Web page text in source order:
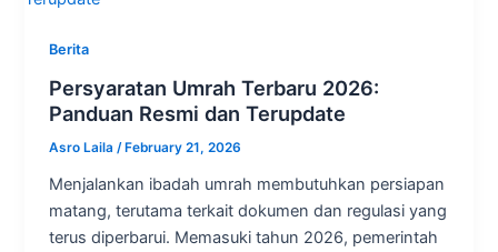
Berita
Persyaratan Umrah Terbaru 2026:
Panduan Resmi dan Terupdate
Asro Laila/ February 21, 2026
Menjalankan ibadah umrah membutuhkan persiapan
matang, terutama terkait dokumen dan regulasi yang
terus diperbarui. Memasuki tahun 2026, pemerintah